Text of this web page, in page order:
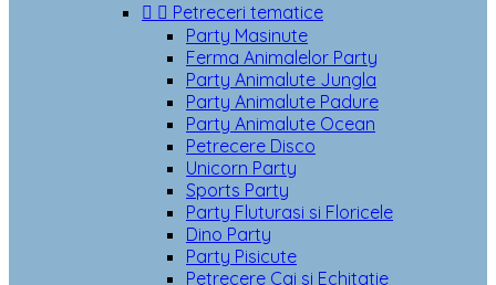
  Petreceri tematice
Party Masinute
Ferma Animalelor Party
Party Animalute Jungla
Party Animalute Padure
Party Animalute Ocean
Petrecere Disco
Unicorn Party
Sports Party
Party Fluturasi si Floricele
Dino Party
Party Pisicute
Petrecere Cai si Echitatie